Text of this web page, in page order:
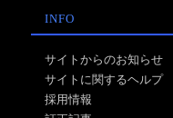
INFO
サイトからのお知らせ
サイトに関するヘルプ
採用情報